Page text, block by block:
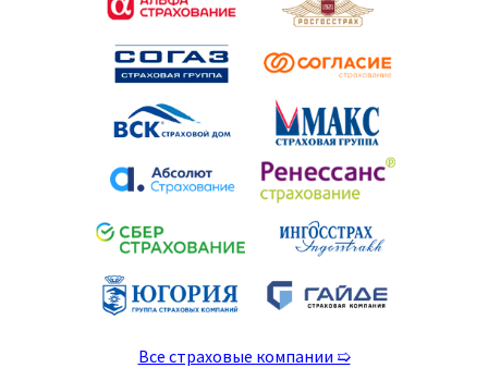
Все страховые компании ➯